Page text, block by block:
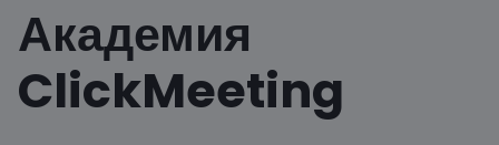
Академия
ClickMeeting